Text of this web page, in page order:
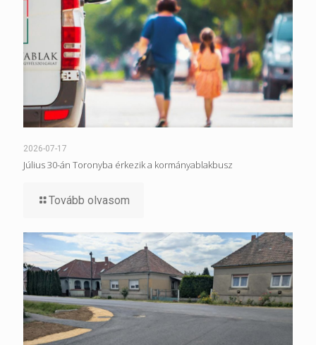
2026-07-17
Július 30-án Toronyba érkezik a kormányablakbusz
Tovább olvasom